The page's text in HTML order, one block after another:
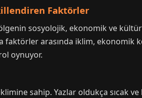
Faktörler
sosyolojik, ekonomik ve
faktörler arasında iklim,
oynuyor.
sahip. Yazlar oldukça sıcak ve